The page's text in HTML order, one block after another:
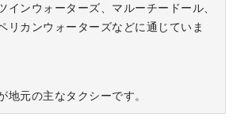
インウォーターズ、マルーチードール、
リカンウォーターズなどに通じていま
地元の主なタクシーです。